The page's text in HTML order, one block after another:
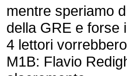
mentre speriamo
della GRE e forse
4 lettori
M1B: Flavio